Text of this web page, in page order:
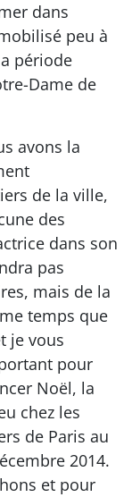
dans
peu à
période
Dame de
avons la
de la ville,
des
dans son
pas
mais de la
temps que
je vous
pour
Noël, la
chez les
de Paris au
2014.
et pour